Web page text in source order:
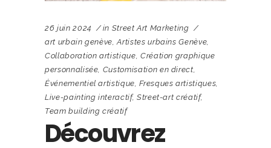
26 juin 2024 in Street Art Marketing
art urbain genève ,Artistes urbains Genève
Collaboration artistique Création graphique
personnalisée Customisation en direct
Événementiel artistique ,Fresques artistiques
Live-painting interactif, Street-art créatif,
Team building créatif
Découvrez